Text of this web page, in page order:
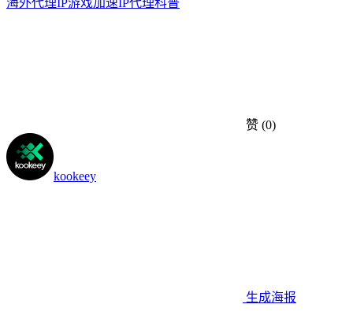
赞 (0)
kookeey
生成海报